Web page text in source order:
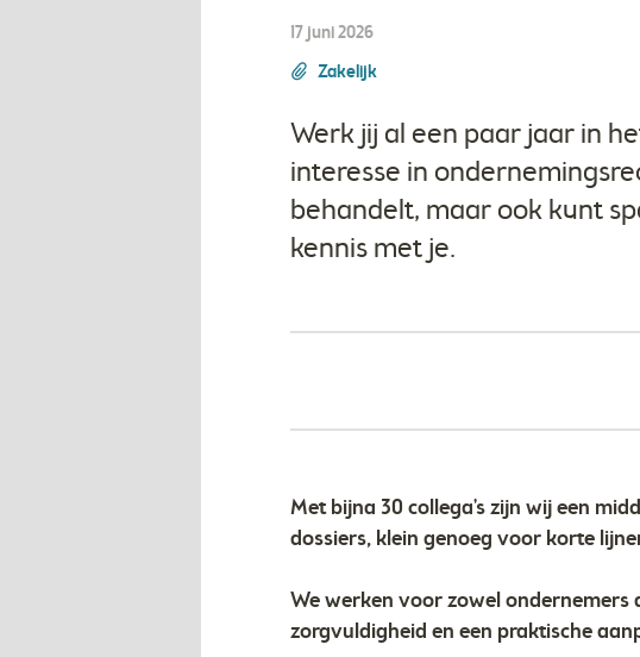
17 juni 2026
Zakelijk
Werk jij al een paar jaar in
interesse in
behandelt, maar ook kunt
kennis met je.
Met bijna 30 collega's zijn wij een
dossiers, klein genoeg voor korte
We werken voor zowel
zorgvuldigheid en een praktische